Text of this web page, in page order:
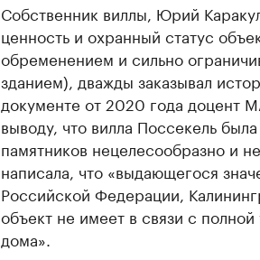
Собственник виллы, Юрий
ценность и охранный статус
обременением и сильно
зданием), дважды заказывал
документе от 2020 года доцент
выводу, что вилла Поссекель
памятников нецелесообразно и
написала, что «выдающегося
Российской Федерации,
объект не имеет в связи с
дома».